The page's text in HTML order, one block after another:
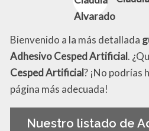
Bienvenido a la más detallada
Adhesivo Cesped Artificial.
Cesped Artificial? ¡No podrías
página más adecuada!
Nuestro listado de